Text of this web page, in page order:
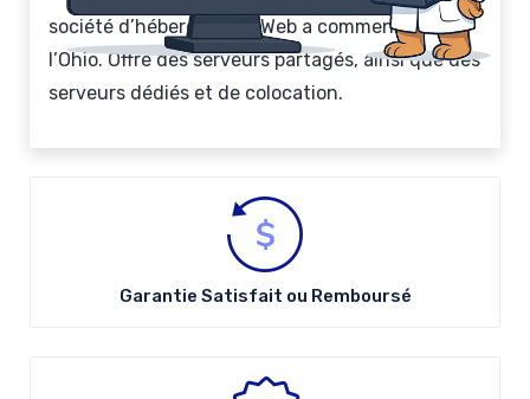
société d’hébergement Web a commencé dans
l’Ohio. Offre des serveurs partagés, ainsi que des
serveurs dédiés et de colocation.
Garantie Satisfait ou Remboursé